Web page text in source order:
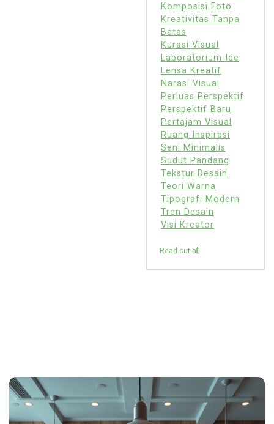
Komposisi Foto
Kreativitas Tanpa
Batas
Kurasi Visual
Laboratorium Ide
Lensa Kreatif
Narasi Visual
Perluas Perspektif
Perspektif Baru
Pertajam Visual
Ruang Inspirasi
Seni Minimalis
Sudut Pandang
Tekstur Desain
Teori Warna
Tipografi Modern
Tren Desain
Visi Kreator
Read out all